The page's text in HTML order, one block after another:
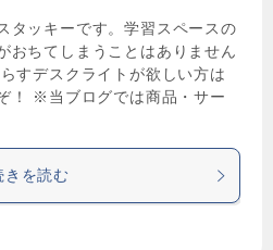
タッキーです。学習スペースの
おちてしまうことはありません
すデスクライトが欲しい方は
！ ※当ブログでは商品・サー
きを読む